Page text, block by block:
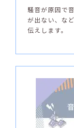
騒音が原因で
が出ない、な
伝えします。